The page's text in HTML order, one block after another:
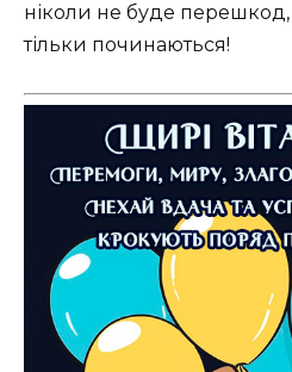
ніколи не буде
тільки починаються!